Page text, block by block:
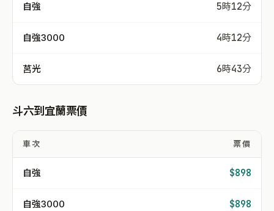
自強 5時12分
自強3000 4時12分
莒光 6時43分
斗六到宜蘭票價
車次 票價
自強 $898
自強3000 $898